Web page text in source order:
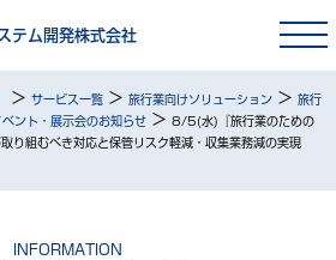
テム開発株式会社
> サービス一覧> 旅行業向けソリューション> 旅行
ベント・展示会のお知らせ> 8/5(水)『旅行業のための
り組むべき対応と保管リスク軽減・収集業務減の実現
INFORMATION